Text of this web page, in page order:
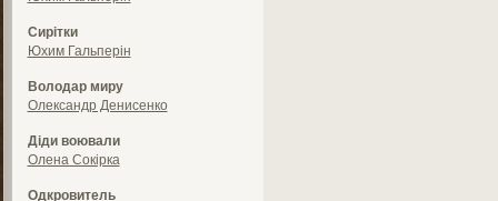
Сирітки
Юхим Гальперін
Володар миру
Олександр Денисенко
Діди воювали
Олена Сокірка
Одкровитель